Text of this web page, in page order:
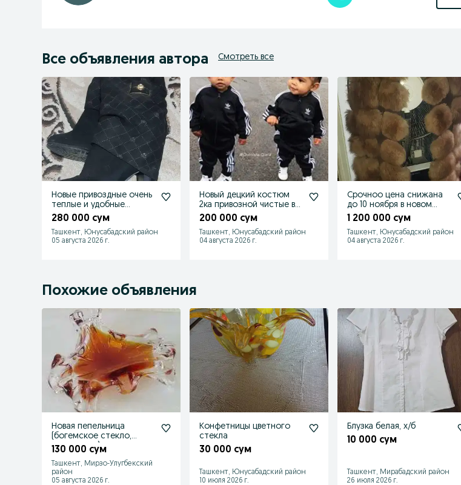
Все объявления автора Смотреть все
Новые привоздные очень
теплые и удобные
шикарно смотрятся
280 000 сум
Ташкент, Юнусабадский район
05 августа 2026 г.
Новый децкий костюм
2ка привозной чистые в
отличном сост
200 000 сум
Ташкент, Юнусабадский район
04 августа 2026 г.
Срочноо цена снижана
до 10 ноября в новом
состояние песцовая
1 200 000 сум
Ташкент, Юнусабадский район
04 августа 2026 г.
Похожие объявления
Новая пепельница
(богемское стекло,
коричневая)
130 000 сум
Ташкент, Мирзо-Улугбекский
район
05 августа 2026 г.
Конфетницы цветного
стекла
30 000 сум
Ташкент, Юнусабадский район
10 июля 2026 г.
Блузка белая, х/б
10 000 сум
Ташкент, Мирабадский район
26 июля 2026 г.